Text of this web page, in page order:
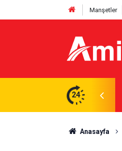
Manşetler
24
DEM'li vekil yanıtladı
Anasayfa